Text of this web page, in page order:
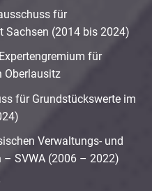
für
Sachsen (2014 bis 2024)
für
Oberlausitz
für Grundstückswerte im
Verwaltungs- und
SVWA (2006 – 2022)